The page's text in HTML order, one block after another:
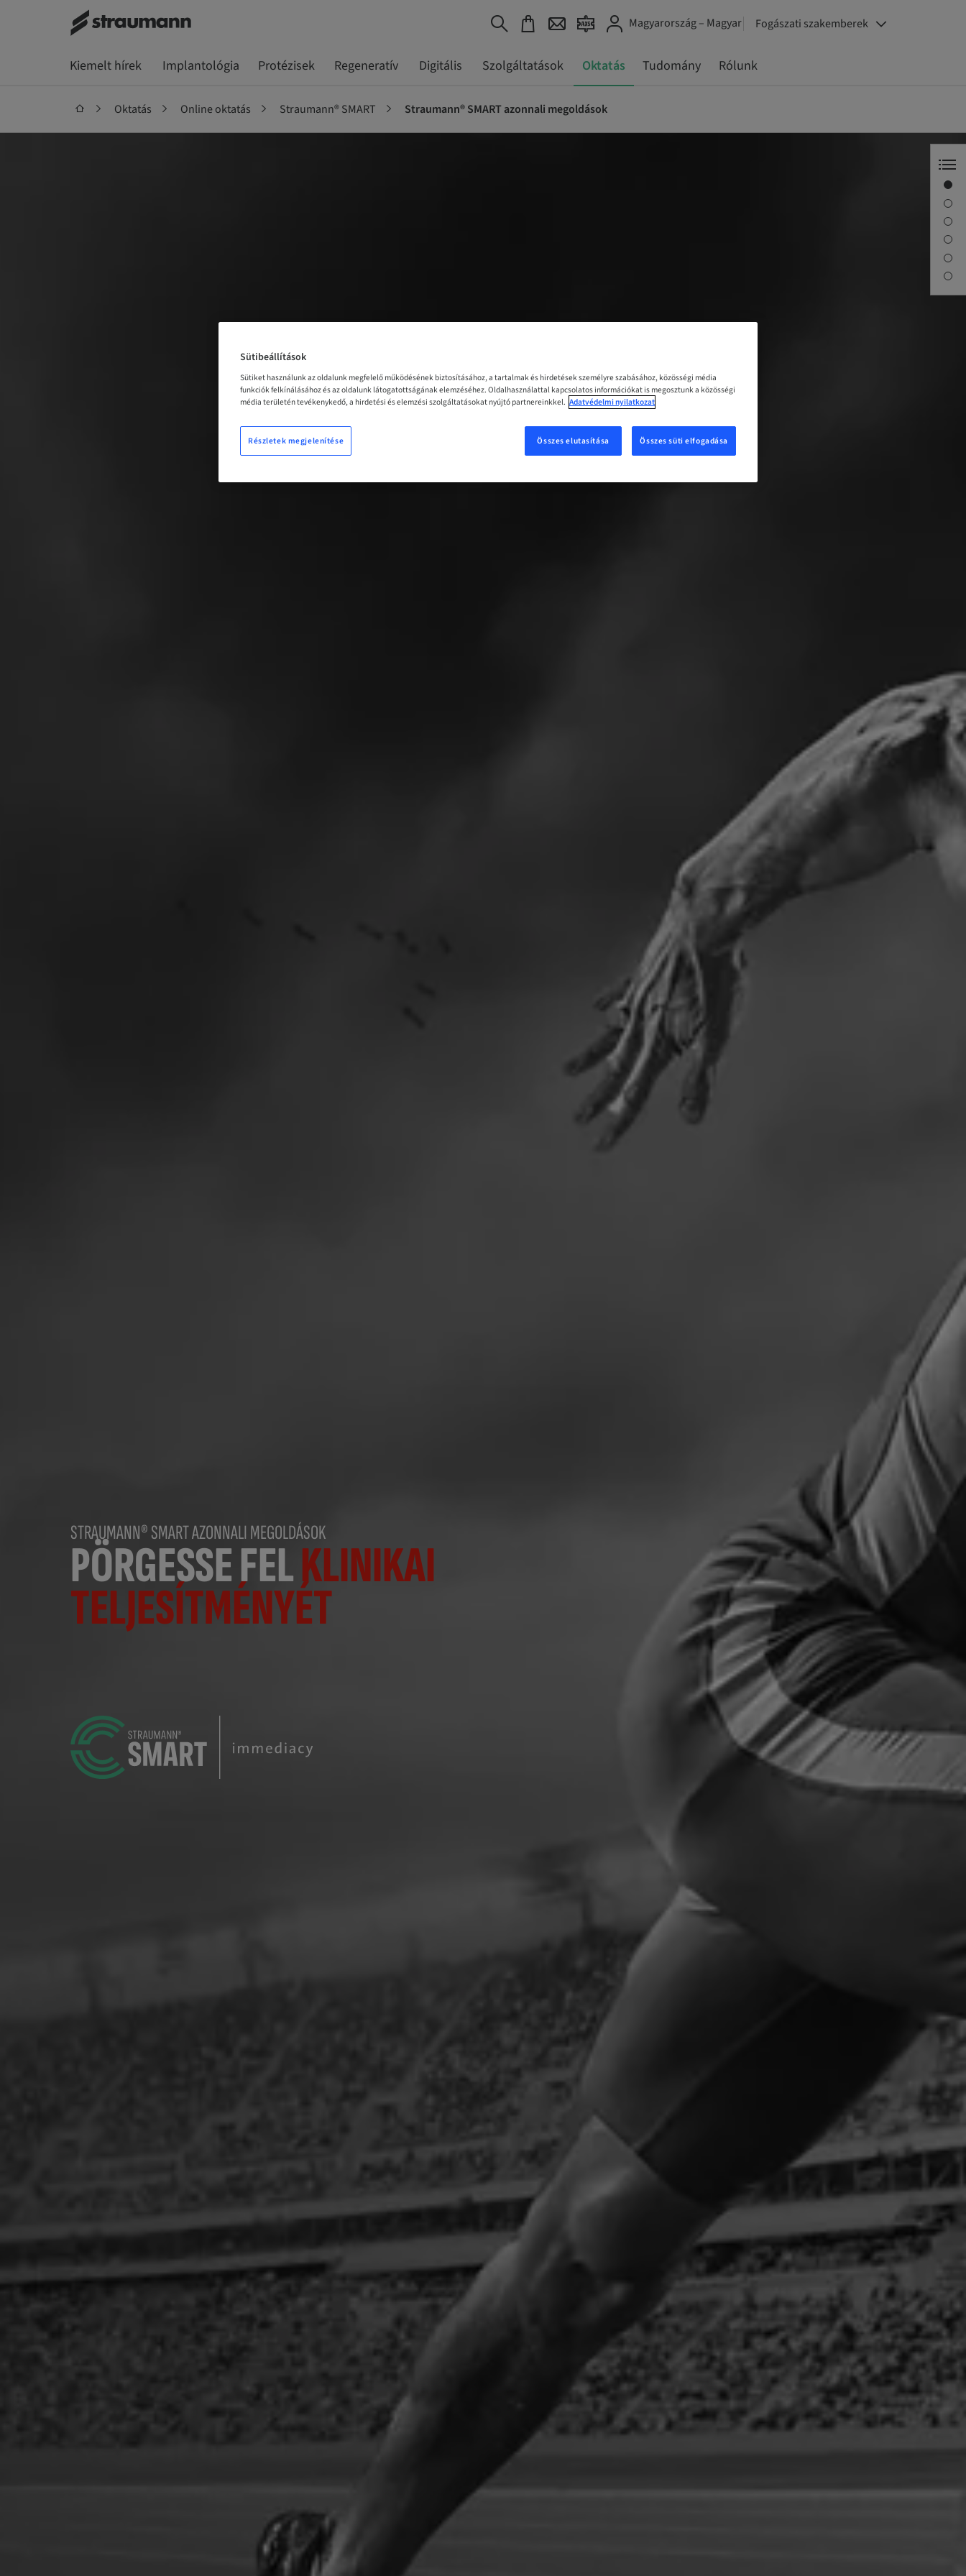
Magyarország – Magyar Fogászati szakemberek
Kiemelt hírek Implantológia Protézisek Regeneratív Digitális Szolgáltatások Oktatás Tudomány Rólunk
Oktatás Online oktatás Straumann® SMART Straumann® SMART azonnali megoldások
STRAUMANN® SMART AZONNALI MEGOLDÁSOK
PÖRGESSE FELKLINIKAI
TELJESÍTMÉNYÉT
Sütibeállítások
Sütiket használunk az oldalunk megfelelő működésének biztosításához, a tartalmak és hirdetések személyre szabásához, közösségi média
funkciók felkínálásához és az oldalunk látogatottságának elemzéséhez. Oldalhasználattal kapcsolatos információkat is megosztunk a közösségi
média területén tevékenykedő, a hirdetési és elemzési szolgáltatásokat nyújtó partnereinkkel. Adatvédelmi nyilatkozat
Összes elutasítása Összes süti elfogadása
Részletek megjelenítése